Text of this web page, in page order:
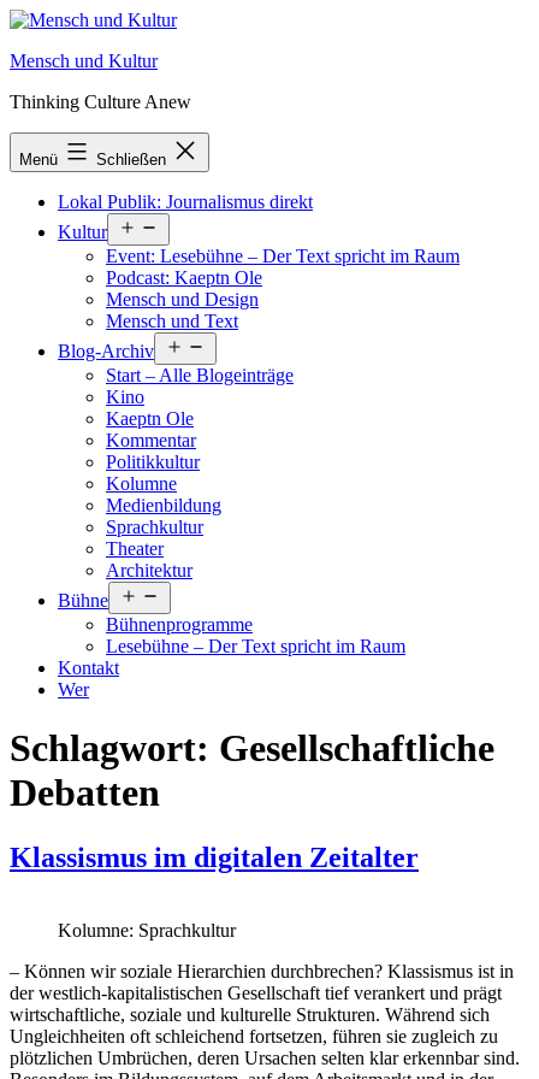
Zum
springen
Mensch und Kultur
Thinking Culture Anew
Menü Schließen
Lokal Publik: Journalismus direkt
Kultur
öffnen
Event: Lesebühne – Der Text spricht im Raum
Podcast: Kaeptn Ole
Mensch und Design
Mensch und Text
Blog-Archiv
öffnen
Start – Alle Blogeinträge
Kino
Kaeptn Ole
Kommentar
Politikkultur
Kolumne
Medienbildung
Sprachkultur
Theater
Architektur
Bühne
öffnen
Bühnenprogramme
Lesebühne – Der Text spricht im Raum
Kontakt
Wer
Schlagwort: Gesellschaftliche
Debatten
Klassismus im digitalen Zeitalter
Kolumne: Sprachkultur
– Können wir soziale Hierarchien durchbrechen? Klassismus ist in
der westlich-kapitalistischen Gesellschaft tief verankert und prägt
wirtschaftliche, soziale und kulturelle Strukturen. Während sich
Ungleichheiten oft schleichend fortsetzen, führen sie zugleich zu
plötzlichen Umbrüchen, deren Ursachen selten klar erkennbar sind.